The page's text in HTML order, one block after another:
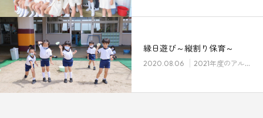
縁日遊び～縦割り保育～
2020.08.06 2021年度のアルバム